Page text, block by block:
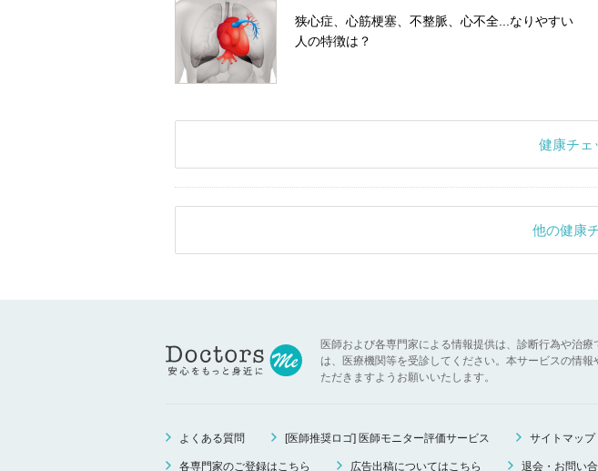
狭心症、心筋梗塞、不整脈、心不全...なりやすい
人の特徴は？
健康チェ
他の健康
医師および各専門家による情報提供は、診断行為や治
は、医療機関等を受診してください。本サービスの情
ただきますようお願いいたします。
よくある質問 [医師推奨ロゴ] 医師モニター評価サービス サイトマップ
各専門家のご登録はこちら 広告出稿についてはこちら 退会・お問い